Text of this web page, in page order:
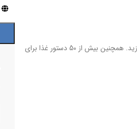
در این کتاب یاد می گیرید که چگونه با استفاده از مواد و ابزار ساده بمب های کاکائویی داغ خود را بسازید. همچنین بیش از 50 دستور غذا برای